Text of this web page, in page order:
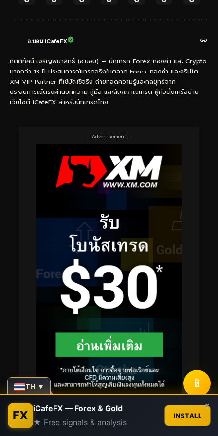
อ.บอม iCafeFX
กิตติทัศน์ เจริญพนาสิทธิ์ (อ.บอม) — นักเทรด Forex ทองคำ และ Crypto
มากกว่า 13 ปี ประสบการณ์เทรดจริงในตลาด Forex ทองคำ และคริปโต
XM VIP Partner ที่ใช้บัญชีจริง ถ่ายทอดความรู้และกลยุทธ์จาก
ประสบการณ์ตรงผ่านบทความ คู่มือ และสัญญาณเทรด ผู้ก่อตั้งเครือข่าย
เว็บไซต์ iCafeFX สำหรับนักเทรดไทย
- Advertisement -
TH ▼ 📱
FX iCafeFX — Forex & Gold
★ Free signals & analysis
INSTALL
×
Contact us
Open